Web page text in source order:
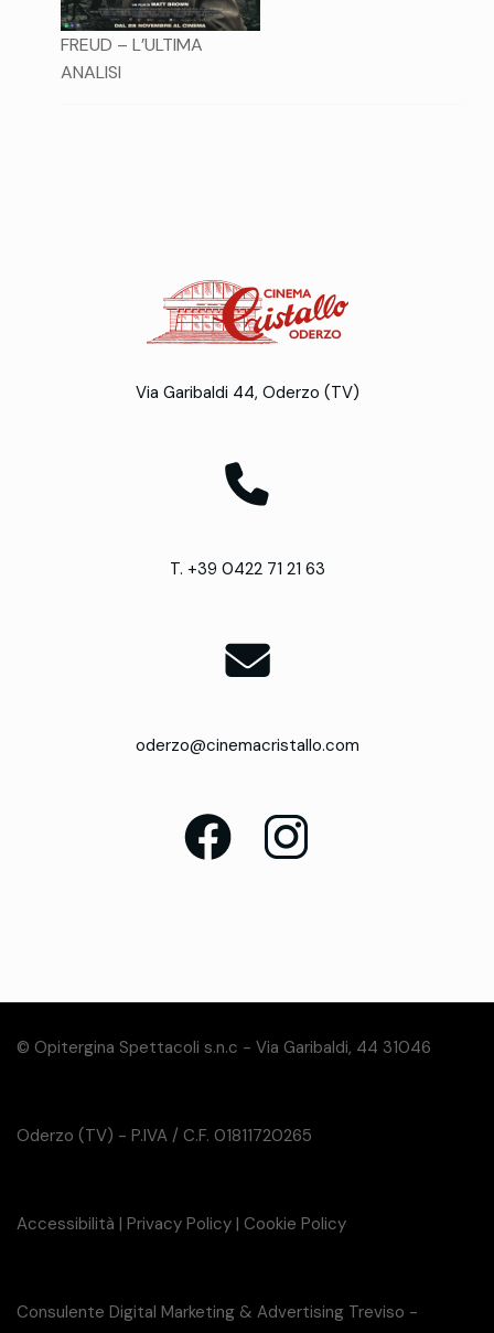
FREUD – L’ULTIMA
ANALISI
Via Garibaldi 44, Oderzo (TV)
T. +39 0422 71 21 63
oderzo@cinemacristallo.com
© Opitergina Spettacoli s.n.c - Via Garibaldi, 44 31046
Oderzo (TV) - P.IVA / C.F. 01811720265
Accessibilità | Privacy Policy | Cookie Policy
Consulente Digital Marketing & Advertising Treviso -